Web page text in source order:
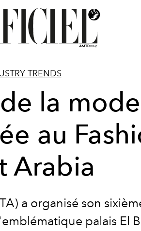
TRENDS
la
au
Arabia
a organisé son
palais El